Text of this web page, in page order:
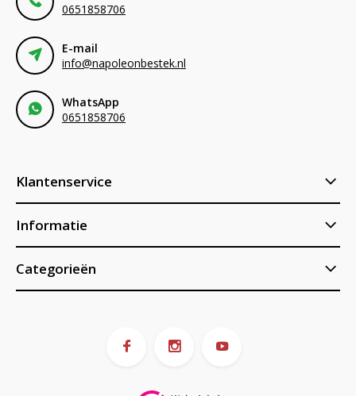
0651858706
E-mail
info@napoleonbestek.nl
WhatsApp
0651858706
Klantenservice
Informatie
Categorieën